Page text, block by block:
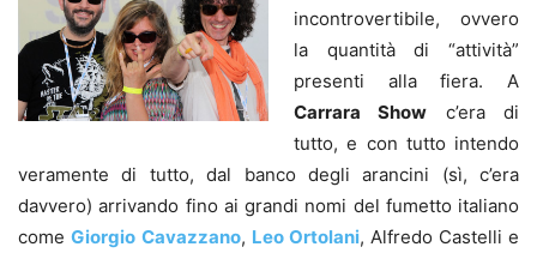
incontrovertibile, ovvero
la quantità di “attività”
presenti alla fiera. A
Carrara Show c’era di
tutto, e con tutto intendo
veramente di tutto, dal banco degli arancini (sì, c’era
davvero) arrivando fino ai grandi nomi del fumetto italiano
come Giorgio Cavazzano, Leo Ortolani, Alfredo Castelli e